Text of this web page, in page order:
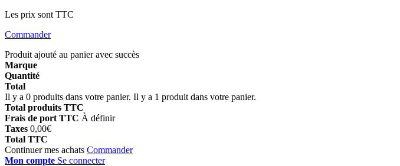
Les prix sont TTC
Commander
Produit ajouté au panier avec succès
Marque
Quantité
Total
Il y a 0 produits dans votre panier. Il y a 1 produit dans votre panier.
Total produits TTC
Frais de port TTC À définir
Taxes 0,00€
Total TTC
Continuer mes achats Commander
Mon compte Se connecter